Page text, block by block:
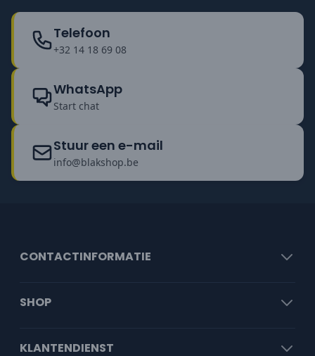
Telefoon
+32 14 18 69 08
WhatsApp
Start chat
Stuur een e-mail
info@blakshop.be
CONTACTINFORMATIE
SHOP
KLANTENDIENST